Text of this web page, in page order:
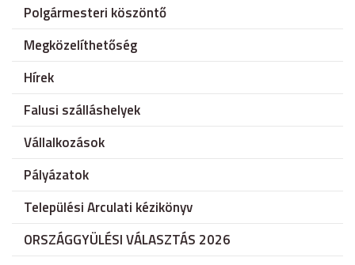
Polgármesteri köszöntő
Megközelíthetőség
Hírek
Falusi szálláshelyek
Vállalkozások
Pályázatok
Települési Arculati kézikönyv
ORSZÁGGYÜLÉSI VÁLASZTÁS 2026